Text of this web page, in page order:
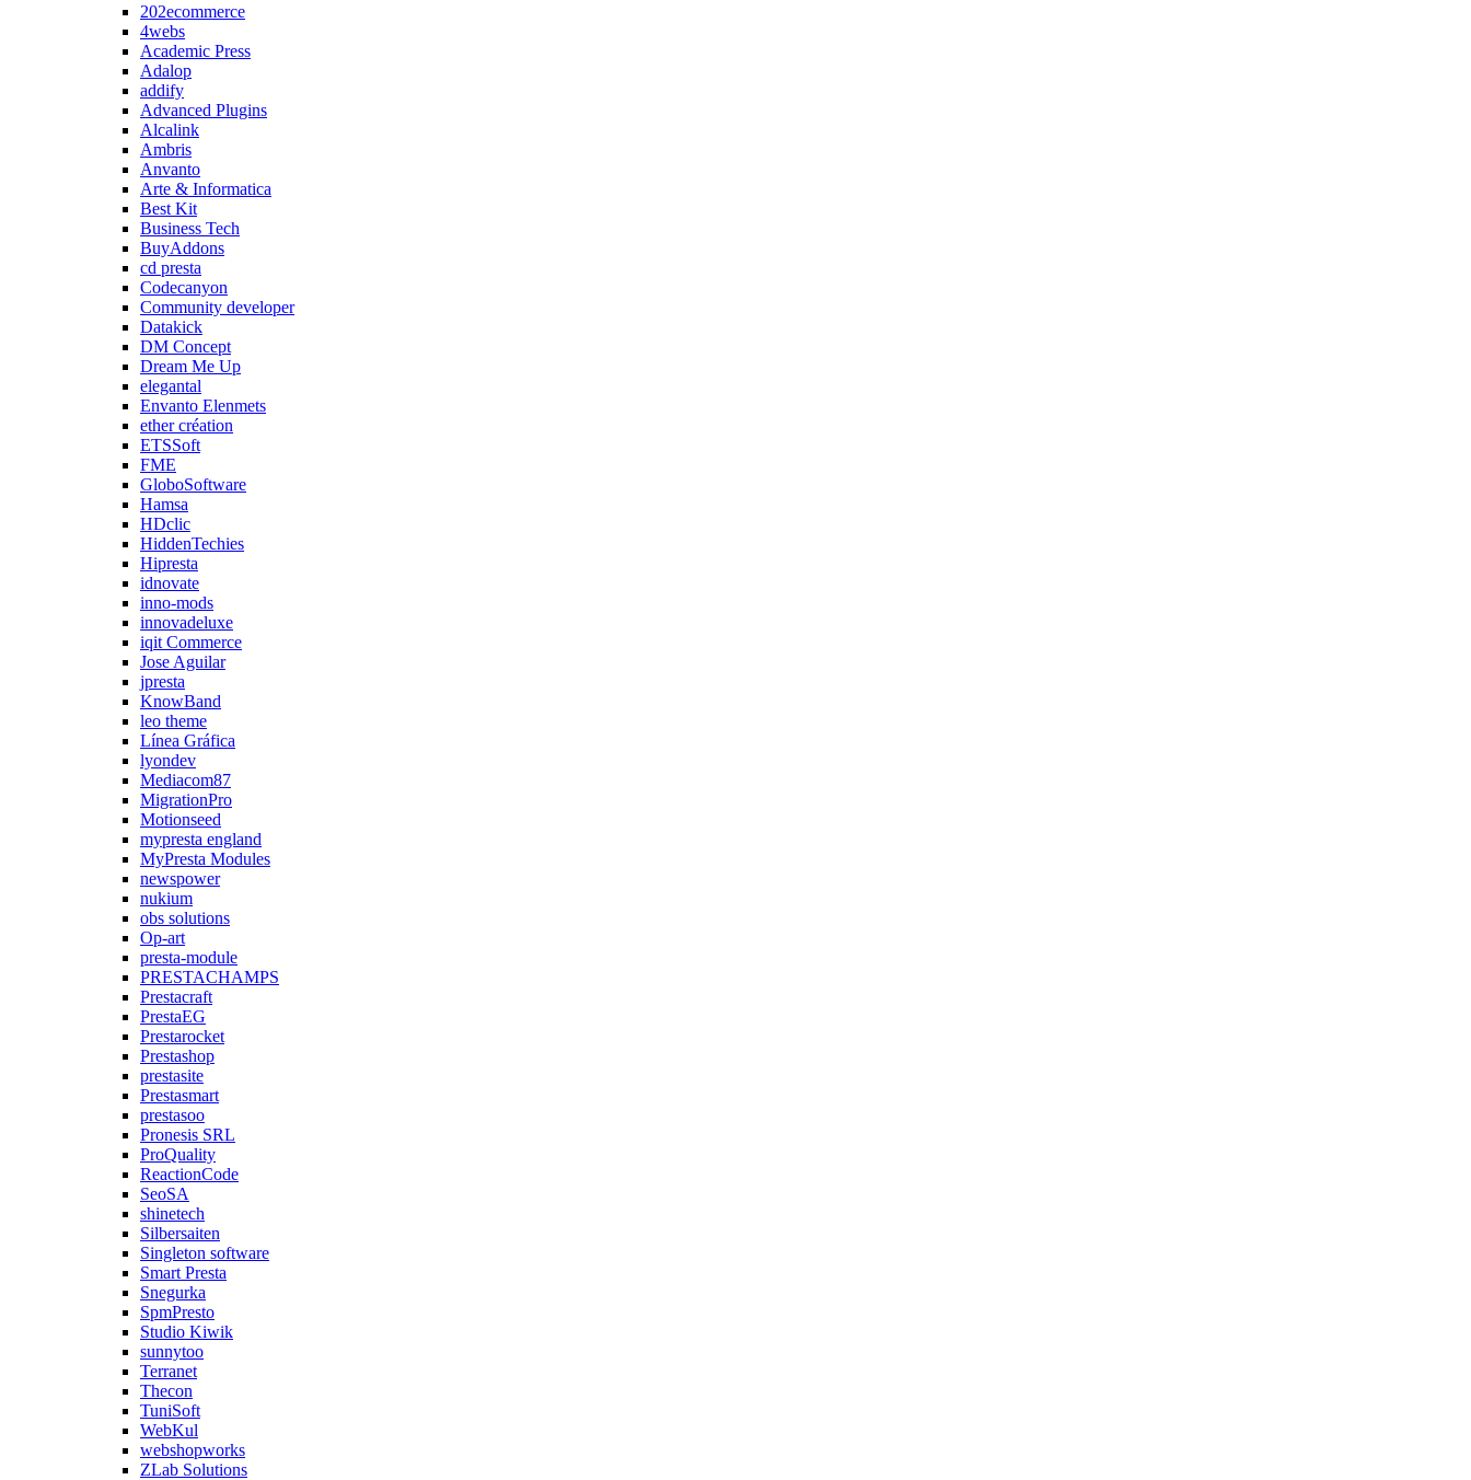
202ecommerce
4webs
Academic Press
Adalop
addify
Advanced Plugins
Alcalink
Ambris
Anvanto
Arte & Informatica
Best Kit
Business Tech
BuyAddons
cd presta
Codecanyon
Community developer
Datakick
DM Concept
Dream Me Up
elegantal
Envanto Elenmets
ether création
ETSSoft
FME
GloboSoftware
Hamsa
HDclic
HiddenTechies
Hipresta
idnovate
inno-mods
innovadeluxe
iqit Commerce
Jose Aguilar
jpresta
KnowBand
leo theme
Línea Gráfica
lyondev
Mediacom87
MigrationPro
Motionseed
mypresta england
MyPresta Modules
newspower
nukium
obs solutions
Op-art
presta-module
PRESTACHAMPS
Prestacraft
PrestaEG
Prestarocket
Prestashop
prestasite
Prestasmart
prestasoo
Pronesis SRL
ProQuality
ReactionCode
SeoSA
shinetech
Silbersaiten
Singleton software
Smart Presta
Snegurka
SpmPresto
Studio Kiwik
sunnytoo
Terranet
Thecon
TuniSoft
WebKul
webshopworks
ZLab Solutions